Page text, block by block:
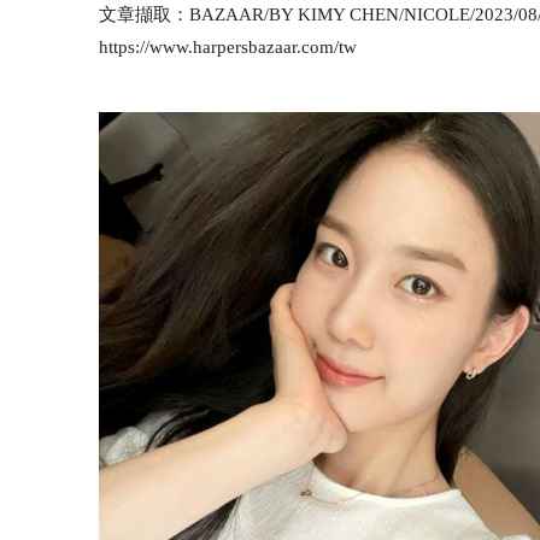
文章擷取：BAZAAR/BYKIMY CHEN/NICOLE/2023/
https://www.harpersbazaar.com/tw